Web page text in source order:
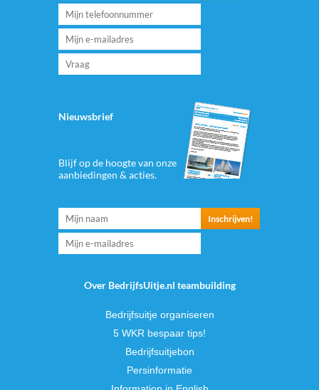
Nieuwsbrief
Blijf op de hoogte van onze
aanbiedingen & acties.
Over BedrijfsUitje.nl teambuilding
Bedrijfsuitje organiseren
5 WKR bespaar tips!
Bedrijfsuitjebon
Persinformatie